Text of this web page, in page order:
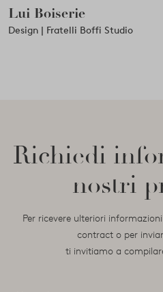
Lui 6A
Design | Philippe Bestenheider
Richiedi
nostri
Per ricevere ulteriori
contract o per
ti invitiamo a